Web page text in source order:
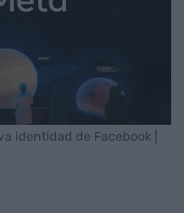
identidad de Facebook |